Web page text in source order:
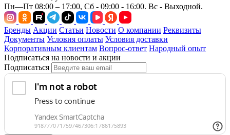
Пн—Пт 08:00 – 17:00, Сб - 09:00 - 16:00. Вс - Выходной.
Бренды Акции Статьи Новости О компании Реквизиты
Документы Условия оплаты Условия доставки
Корпоративным клиентам Вопрос-ответ Народный опыт
Подписаться на новости и акции
Подписаться